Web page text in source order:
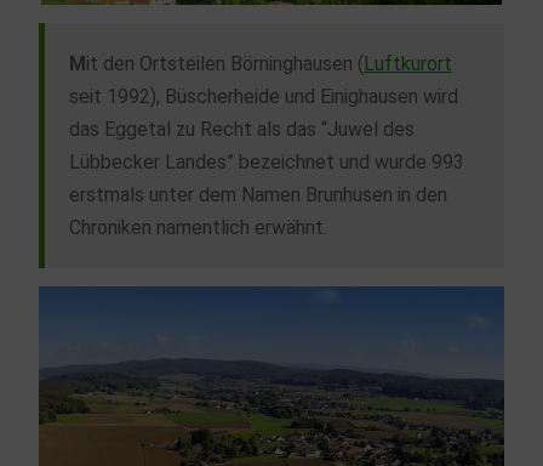
Mit den Ortsteilen Börninghausen (Luftkurort
seit 1992), Büscherheide und Einighausen wird
das Eggetal zu Recht als das “Juwel des
Lübbecker Landes” bezeichnet und wurde 993
erstmals unter dem Namen Brunhusen in den
Chroniken namentlich erwähnt.